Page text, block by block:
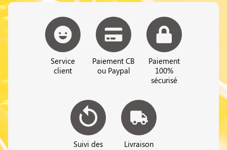
Service
client
Paiement CB
ou Paypal
Paiement
100%
sécurisé
Suivi des
Livraison